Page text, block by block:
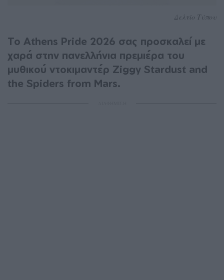
Δελτίο Τύπου
Το Athens Pride 2026 σας προσκαλεί με
χαρά στην πανελλήνια πρεμιέρα του
μυθικού ντοκιμαντέρ Ziggy Stardust and
the Spiders from Mars.